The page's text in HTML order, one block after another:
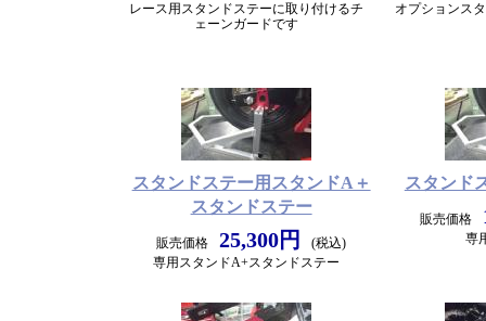
レース用スタンドステーに取り付けるチ
ェーンガードです
オプションス
スタンドステー用スタンドA＋
スタンドステー
販売価格 25,300円
(税込)
専用スタンドA+スタンドステー
スタンド
販売価格
専